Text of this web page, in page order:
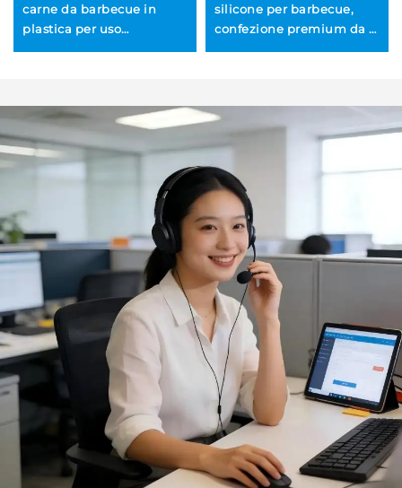
carne da barbecue in
plastica per uso
sfilacciato, manzo e pollo,
resistente ed ecologica
silicone per barbecue,
confezione premium da 2
lavoro e testa bloccabile